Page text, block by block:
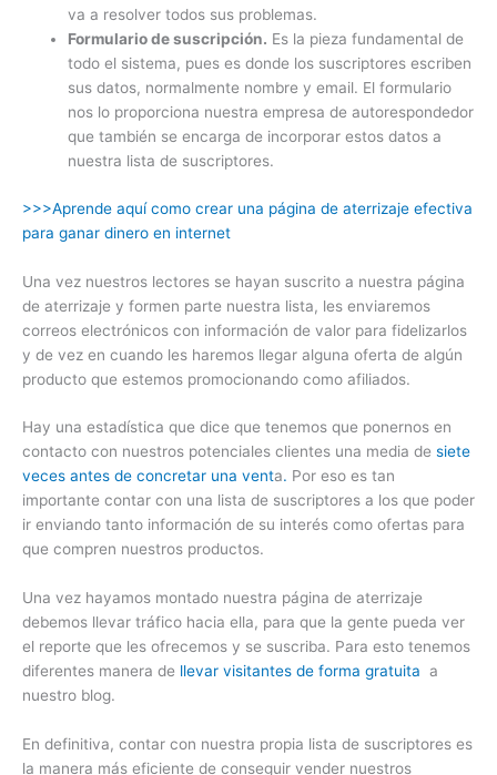
va a resolver todos sus problemas.
Formulario de suscripción. Es la pieza fundamental de
todo el sistema, pues es donde los suscriptores escriben
sus datos, normalmente nombre y email. El formulario
nos lo proporciona nuestra empresa de autorespondedor
que también se encarga de incorporar estos datos a
nuestra lista de suscriptores.
>>>Aprende aquí como crear una página de aterrizaje efectiva
para ganar dinero en internet
Una vez nuestros lectores se hayan suscrito a nuestra página
de aterrizaje y formen parte nuestra lista, les enviaremos
correos electrónicos con información de valor para fidelizarlos
y de vez en cuando les haremos llegar alguna oferta de algún
producto que estemos promocionando como afiliados.
Hay una estadística que dice que tenemos que ponernos en
contacto con nuestros potenciales clientes una media de siete
veces antes de concretar una venta. Por eso es tan
importante contar con una lista de suscriptores a los que poder
ir enviando tanto información de su interés como ofertas para
que compren nuestros productos.
Una vez hayamos montado nuestra página de aterrizaje
debemos llevar tráfico hacia ella, para que la gente pueda ver
el reporte que les ofrecemos y se suscriba. Para esto tenemos
diferentes manera de llevar visitantes de forma gratuita a
nuestro blog.
En definitiva, contar con nuestra propia lista de suscriptores es
la manera más eficiente de conseguir vender nuestros